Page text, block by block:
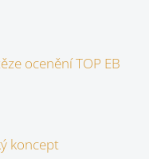
ocenění TOP EB
koncept